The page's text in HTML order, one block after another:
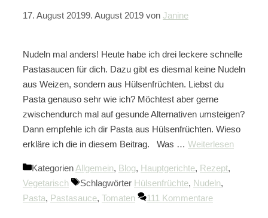
17. August 20199. August 2019 von Janine
Nudeln mal anders! Heute habe ich drei leckere schnelle
Pastasaucen für dich. Dazu gibt es diesmal keine Nudeln
aus Weizen, sondern aus Hülsenfrüchten. Liebst du
Pasta genauso sehr wie ich? Möchtest aber gerne
zwischendurch mal auf gesunde Alternativen umsteigen?
Dann empfehle ich dir Pasta aus Hülsenfrüchten. Wieso
erkläre ich die in diesem Beitrag. Was … Weiterlesen
KategorienAllgemein, Blog, Hauptgerichte, Rezept,
Vegetarisch
Schlagwörter Hülsenfrüchte, Nudeln,
Pasta, Pastasauce, Tomaten 111 Kommentare